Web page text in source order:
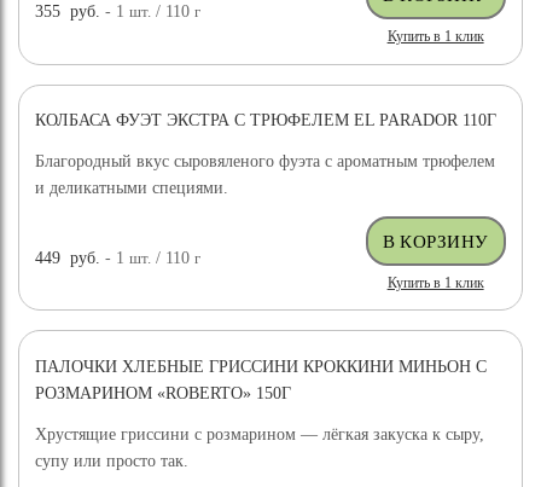
355 руб. - 1шт. / 110г
Купить в 1 клик
КОЛБАСА ФУЭТ ЭКСТРА С ТРЮФЕЛЕМ EL PARADOR 110Г
Благородный вкус сыровяленого фуэта с ароматным трюфелем
и деликатными специями.
449 руб. - 1шт. / 110г
Купить в 1 клик
ПАЛОЧКИ ХЛЕБНЫЕ ГРИССИНИ КРОККИНИ МИНЬОН С
РОЗМАРИНОМ «ROBERTO» 150Г
Хрустящие гриссини с розмарином — лёгкая закуска к сыру,
супу или просто так.